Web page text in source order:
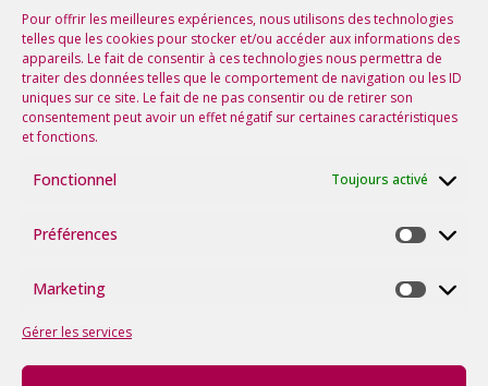
Pour offrir les meilleures expériences, nous utilisons des technologies
telles que les cookies pour stocker et/ou accéder aux informations des
appareils. Le fait de consentir à ces technologies nous permettra de
traiter des données telles que le comportement de navigation ou les ID
uniques sur ce site. Le fait de ne pas consentir ou de retirer son
consentement peut avoir un effet négatif sur certaines caractéristiques
et fonctions.
Fonctionnel Toujours activé
Préférences
Marketing
Gérer les services
Voir tous les événements
Suivez-nous sur les réseaux !